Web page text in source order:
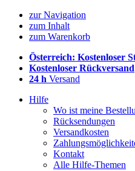
zur Navigation
zum Inhalt
zum Warenkorb
Österreich: Kostenloser
Kostenloser Rückversand
24 h Versand
Hilfe
Wo ist meine
Rücksendungen
Versandkosten
Kontakt
Alle Hilfe-Themen